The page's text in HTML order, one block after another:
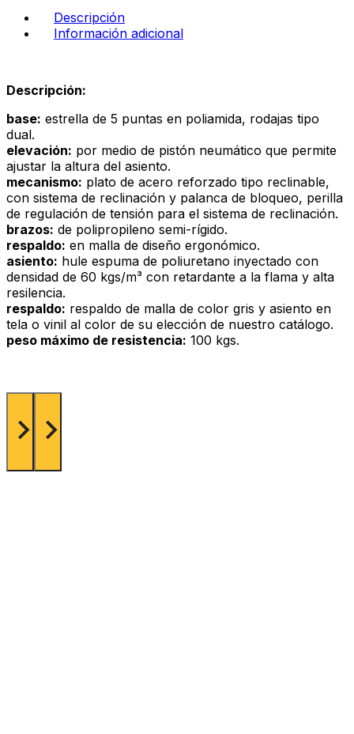
Descripción
Información adicional
Descripción:
base: estrella de 5 puntas en poliamida, rodajas tipo
dual.
elevación: por medio de pistón neumático que permite
ajustar la altura del asiento.
mecanismo: plato de acero reforzado tipo reclinable,
con sistema de reclinación y palanca de bloqueo, perilla
de regulación de tensión para el sistema de reclinación.
brazos: de polipropileno semi-rígido.
respaldo: en malla de diseño ergonómico.
asiento: hule espuma de poliuretano inyectado con
densidad de 60 kgs/m³ con retardante a la flama y alta
resilencia.
respaldo: respaldo de malla de color gris y asiento en
tela o vinil al color de su elección de nuestro catálogo.
peso máximo de resistencia: 100 kgs.